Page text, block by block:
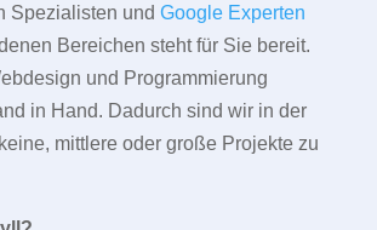
Spezialisten und Google Experten
Bereichen steht für Sie bereit.
und Programmierung
in Hand. Dadurch sind wir in der
mittlere oder große Projekte zu